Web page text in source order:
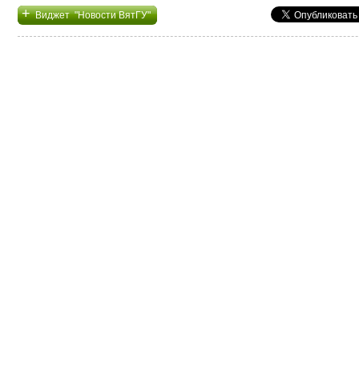
+Виджет "Новости ВятГУ"